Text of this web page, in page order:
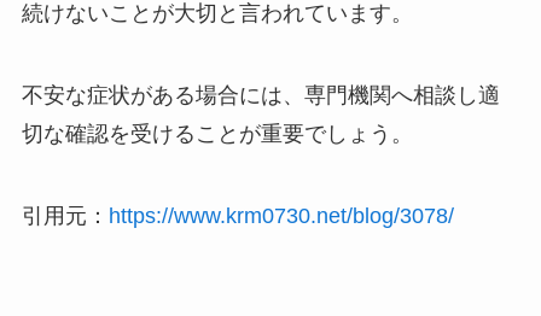
続けないことが大切と言われています。
不安な症状がある場合には、専門機関へ相談し適
切な確認を受けることが重要でしょう。
引用元： https://www.krm0730.net/blog/3078/